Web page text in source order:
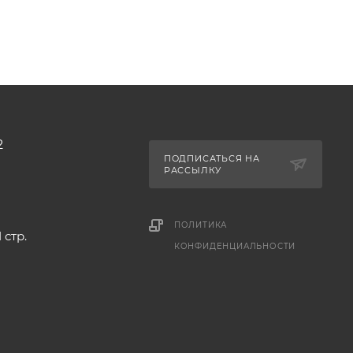
стр.
ПОДПИСАТЬСЯ НА
РАССЫЛКУ
ПОЛИТИКА
КОНФИДЕНЦИАЛЬНОСТИ